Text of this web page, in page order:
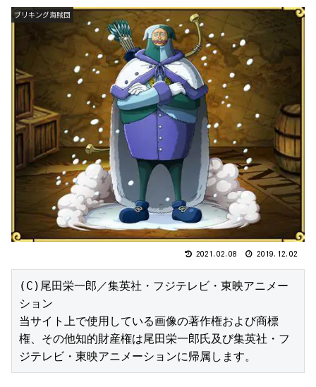
ブリキング海賊団
2021.02.08 2019.12.02
(C)尾田栄一郎／集英社・フジテレビ・東映アニメー
ション
当サイト上で使用している画像の著作権および商標
権、その他知的財産権は尾田栄一郎氏及び集英社・フ
ジテレビ・東映アニメーションに帰属します。